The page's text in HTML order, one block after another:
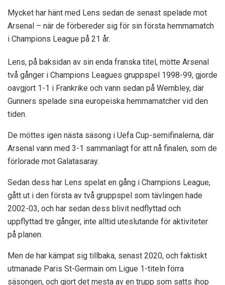
Mycket har hänt med Lens sedan de senast spelade mot
Arsenal – när de förbereder sig för sin första hemmamatch
i Champions League på 21 år.
Lens, på baksidan av sin enda franska titel, mötte Arsenal
två gånger i Champions Leagues gruppspel 1998-99, gjorde
oavgjort 1-1 i Frankrike och vann sedan på Wembley, där
Gunners spelade sina europeiska hemmamatcher vid den
tiden.
De möttes igen nästa säsong i Uefa Cup-semifinalerna, där
Arsenal vann med 3-1 sammanlagt för att nå finalen, som de
förlorade mot Galatasaray.
Sedan dess har Lens spelat en gång i Champions League,
gått ut i den första av två gruppspel som tävlingen hade
2002-03, och har sedan dess blivit nedflyttad och
uppflyttad tre gånger, inte alltid uteslutande för aktiviteter
på planen.
Men de har kämpat sig tillbaka, senast 2020, och faktiskt
utmanade Paris St-Germain om Ligue 1-titeln förra
säsongen, och gjort det mesta av en trupp som satts ihop